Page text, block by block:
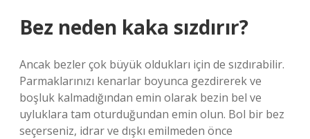
Bez neden kaka sızdırır?
Ancak bezler çok büyük oldukları için de sızdırabilir.
Parmaklarınızı kenarlar boyunca gezdirerek ve
boşluk kalmadığından emin olarak bezin bel ve
uyluklara tam oturduğundan emin olun. Bol bir bez
seçerseniz, idrar ve dışkı emilmeden önce